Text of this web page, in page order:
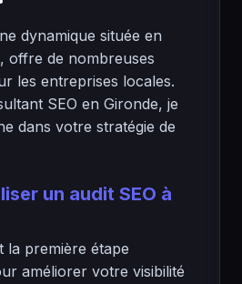
dynamique située en
offre de nombreuses
les entreprises locales.
SEO en Gironde, je
dans votre stratégie de
un audit SEO à
la première étape
améliorer votre visibilité